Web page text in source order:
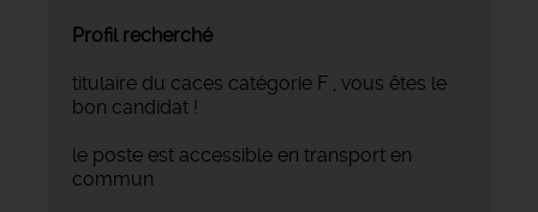
Profil recherché
titulaire du caces catégorie F , vous êtes le
bon candidat !
le poste est accessible en transport en
commun